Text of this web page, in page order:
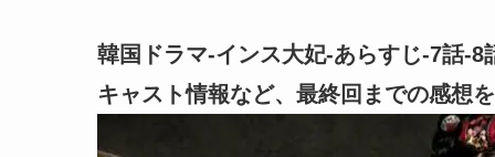
韓国ドラマ-インス大妃-あらすじ-7話-
キャスト情報など、最終回までの感想